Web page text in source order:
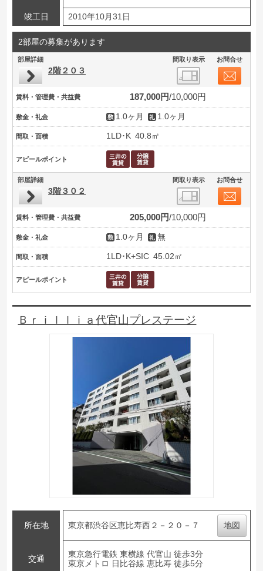
竣工日 2010年10月31日
2部屋の募集があります
部屋詳細 間取り表示 お問合せ
2階２０３
賃料・管理費・共益費 187,000円 10,000円
敷金・礼金 1.0ヶ月 1.0ヶ月
間取・面積 1LD･K 40.8㎡
アピールポイント
部屋詳細 間取り表示 お問合せ
3階３０２
賃料・管理費・共益費 205,000円 10,000円
敷金・礼金 1.0ヶ月 無
間取・面積 1LD･K+SIC 45.02㎡
アピールポイント
Ｂｒｉｌｌｉａ代官山プレステージ
所在地 東京都渋谷区恵比寿西２－２０－７ 地図
交通
東京急行電鉄 東横線 代官山 徒歩3分
東京メトロ 日比谷線 恵比寿 徒歩5分